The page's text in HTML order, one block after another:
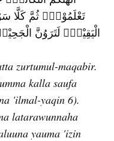
zurtumul-maqabir.
kalla saufa
'ilmal-yaqin 6).
latarawunnaha
yauma 'izin